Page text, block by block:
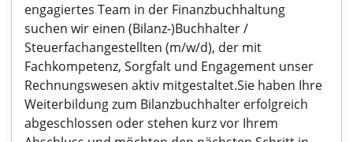
engagiertes Team in der Finanzbuchhaltung
suchen wir einen (Bilanz-)Buchhalter /
Steuerfachangestellten (m/w/d), der mit
Fachkompetenz, Sorgfalt und Engagement unser
Rechnungswesen aktiv mitgestaltet.Sie haben Ihre
Weiterbildung zum Bilanzbuchhalter erfolgreich
abgeschlossen oder stehen kurz vor Ihrem